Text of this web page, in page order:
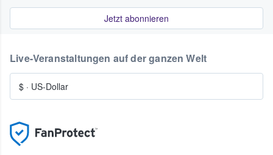
Jetzt abonnieren
Live-Veranstaltungen auf der ganzen Welt
$ · US-Dollar